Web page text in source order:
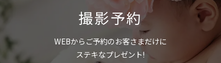
撮影予約
WEBからご予約のお客さまだけに
ステキなプレゼント!